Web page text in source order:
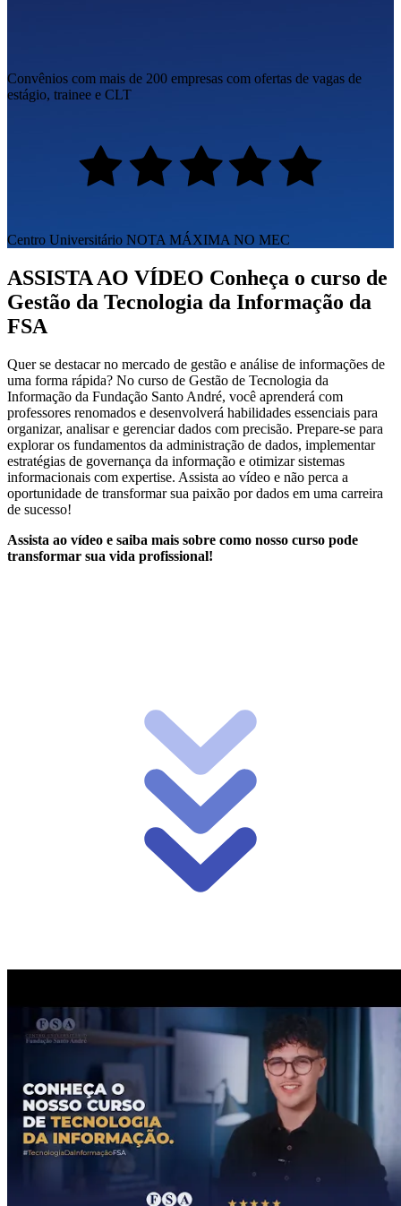
Convênios com mais de 200 empresas com ofertas de vagas de
estágio, trainee e CLT
Centro Universitário NOTA MÁXIMA NO MEC
ASSISTA AO VÍDEO Conheça o curso de
Gestão da Tecnologia da Informação da
FSA
Quer se destacar no mercado de gestão e análise de informações de
uma forma rápida? No curso de Gestão de Tecnologia da
Informação da Fundação Santo André, você aprenderá com
professores renomados e desenvolverá habilidades essenciais para
organizar, analisar e gerenciar dados com precisão. Prepare-se para
explorar os fundamentos da administração de dados, implementar
estratégias de governança da informação e otimizar sistemas
informacionais com expertise. Assista ao vídeo e não perca a
oportunidade de transformar sua paixão por dados em uma carreira
de sucesso!
Assista ao vídeo e saiba mais sobre como nosso curso pode
transformar sua vida profissional!